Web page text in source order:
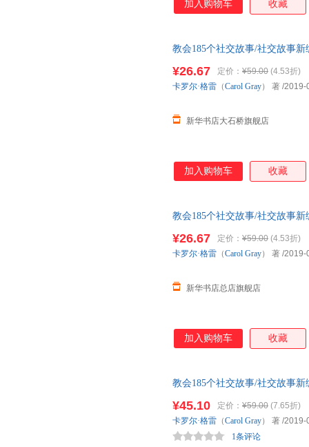
加入购物车 收藏
教会185个社交故事/社交故事
购优惠咨询：13284178503
¥26.67 定价： ¥59.00 (4.53折)
新华书店大石桥旗舰店
卡罗尔·格雷 （Carol Gray） 著 /2019-
加入购物车 收藏
教会185个社交故事/社交故事
达！团购优惠咨询：
¥26.67 定价： ¥59.00 (4.53折)
新华书店总店旗舰店
卡罗尔·格雷 （Carol Gray） 著 /2019-
加入购物车 收藏
教会185个社交故事/社交故事
发货 85%城市次日送达
¥45.10 定价： ¥59.00 (7.65折)
1条评论
卡罗尔·格雷 （Carol Gray） 著 /2019-